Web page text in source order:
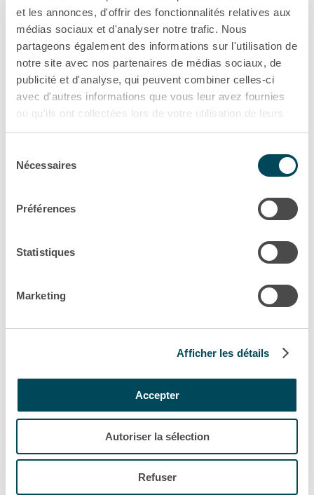
et les annonces, d'offrir des fonctionnalités relatives aux
médias sociaux et d'analyser notre trafic. Nous
partageons également des informations sur l'utilisation de
notre site avec nos partenaires de médias sociaux, de
publicité et d'analyse, qui peuvent combiner celles-ci
avec d'autres informations que vous leur avez fournies
ou qu'ils ont collectées lors de votre utilisation de leurs
services.
Politique de confidentialité
Nécessaires
Préférences
Statistiques
Marketing
Afficher les détails
Accepter
Autoriser la sélection
Refuser
Team Leader of Material
& Supply Management
Communiqué de presse
Akiem célèbre le premier
anniversaire de son site de...
Dossier de presse Akiem 2025